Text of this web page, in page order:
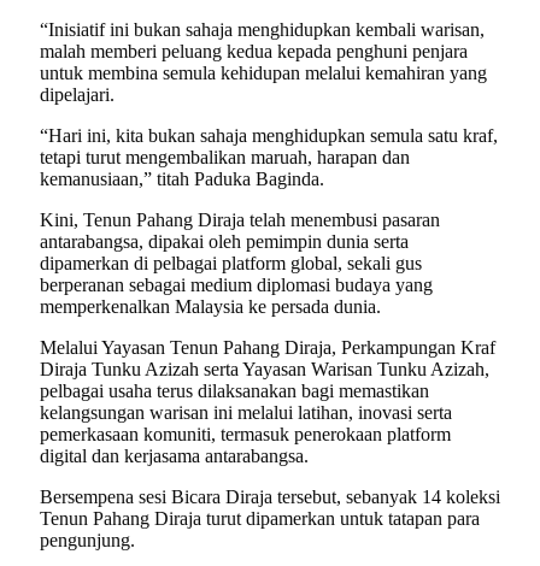
“Inisiatif ini bukan sahaja menghidupkan kembali warisan,
malah memberi peluang kedua kepada penghuni penjara
untuk membina semula kehidupan melalui kemahiran yang
dipelajari.
“Hari ini, kita bukan sahaja menghidupkan semula satu kraf,
tetapi turut mengembalikan maruah, harapan dan
kemanusiaan,” titah Paduka Baginda.
Kini, Tenun Pahang Diraja telah menembusi pasaran
antarabangsa, dipakai oleh pemimpin dunia serta
dipamerkan di pelbagai platform global, sekali gus
berperanan sebagai medium diplomasi budaya yang
memperkenalkan Malaysia ke persada dunia.
Melalui Yayasan Tenun Pahang Diraja, Perkampungan Kraf
Diraja Tunku Azizah serta Yayasan Warisan Tunku Azizah,
pelbagai usaha terus dilaksanakan bagi memastikan
kelangsungan warisan ini melalui latihan, inovasi serta
pemerkasaan komuniti, termasuk penerokaan platform
digital dan kerjasama antarabangsa.
Bersempena sesi Bicara Diraja tersebut, sebanyak 14 koleksi
Tenun Pahang Diraja turut dipamerkan untuk tatapan para
pengunjung.